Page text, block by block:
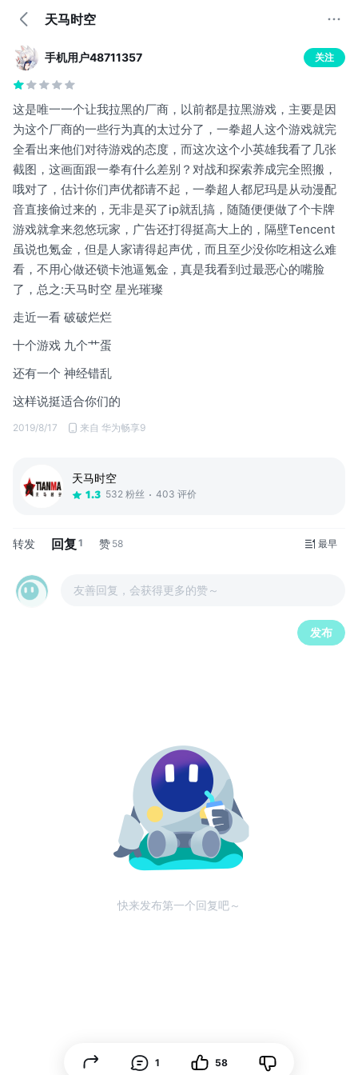
天马时空
手机用户48711357 关注
这是唯一一个让我拉黑的厂商，以前都是拉黑游戏，主要是因
为这个厂商的一些行为真的太过分了，一拳超人这个游戏就完
全看出来他们对待游戏的态度，而这次这个小英雄我看了几张
截图，这画面跟一拳有什么差别？对战和探索养成完全照搬，
哦对了，估计你们声优都请不起，一拳超人都尼玛是从动漫配
音直接偷过来的，无非是买了ip就乱搞，随随便便做了个卡牌
游戏就拿来忽悠玩家，广告还打得挺高大上的，隔壁Tencent
虽说也氪金，但是人家请得起声优，而且至少没你吃相这么难
看，不用心做还锁卡池逼氪金，真是我看到过最恶心的嘴脸
了，总之:天马时空 星光璀璨
走近一看 破破烂烂
十个游戏 九个艹蛋
还有一个 神经错乱
这样说挺适合你们的
2019/8/17 来自 华为畅享9
天马时空
1.3 532 粉丝 403 评价
转发 回复 1 赞 58 最早
友善回复，会获得更多的赞～
发布
快来发布第一个回复吧～
1 58